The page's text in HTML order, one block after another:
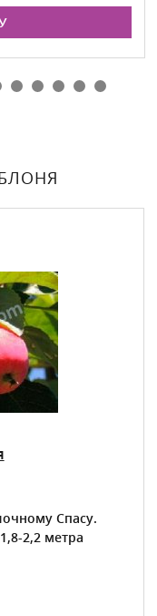
Спасу.
2,2 метра